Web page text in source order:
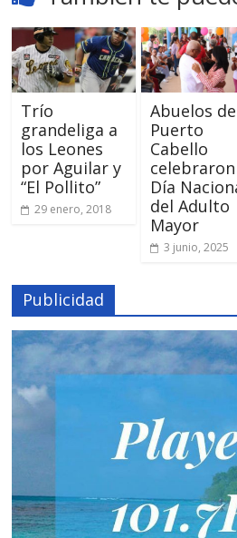
Trío
grandeliga a
los Leones
por Aguilar y
“El Pollito”
29 enero, 2018
Abuelos de
Puerto
Cabello
Día
del Adulto
Mayor
3 junio, 2025
Publicidad